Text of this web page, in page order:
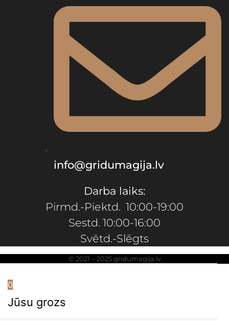
info@gridumagija.lv
Darba laiks:
Pirmd.-Piektd. 10:00-19:00
Sestd. 10:00-16:00
Svētd.-Slēgts
© 2021 – 2025 gridumagija.lv
0
Jūsu grozs